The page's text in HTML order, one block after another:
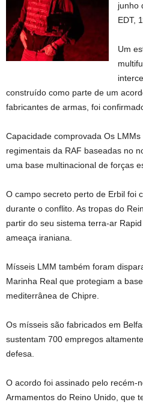
junho
EDT,
Um
construído como parte de um
fabricantes de armas, foi
Capacidade comprovada Os
regimentais da RAF baseadas no
uma base multinacional de forças
O campo secreto perto de Erbil foi
durante o conflito. As tropas do
partir do seu sistema terra-ar
ameaça iraniana.
Mísseis LMM também foram
Marinha Real que protegiam a
mediterrânea de Chipre.
Os mísseis são fabricados em
sustentam 700 empregos
defesa.
O acordo foi assinado pelo recém-
Armamentos do Reino Unido, que